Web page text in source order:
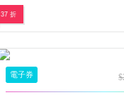
37 折
電子券